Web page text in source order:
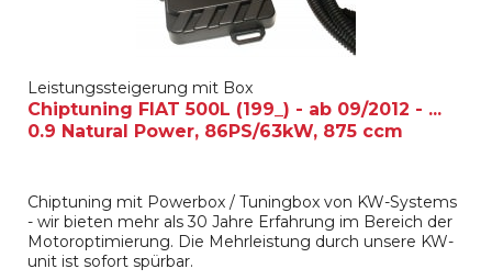
Leistungssteigerung mit Box
Chiptuning FIAT 500L (199_) - ab 09/2012 - ...
0.9 Natural Power, 86PS/63kW, 875 ccm
Chiptuning mit Powerbox / Tuningbox von KW-Systems
- wir bieten mehr als 30 Jahre Erfahrung im Bereich der
Motoroptimierung. Die Mehrleistung durch unsere KW-
unit ist sofort spürbar.